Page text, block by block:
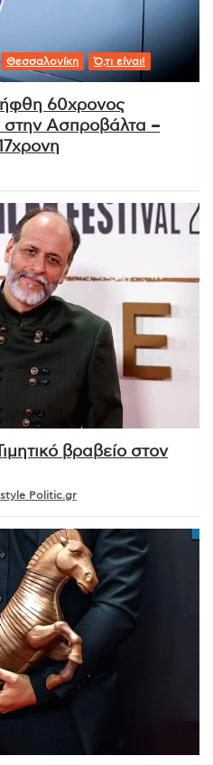
Θεσσαλονίκη Ό,τι είναι!
60χρονος
στην Ασπροβάλτα –
βραβείο στον
Politic.gr